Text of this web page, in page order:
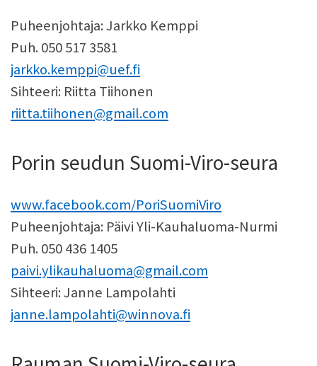
Puheenjohtaja: Jarkko Kemppi
Puh. 050 517 3581
jarkko.kemppi@uef.fi
Sihteeri: Riitta Tiihonen
riitta.tiihonen@gmail.com
Porin seudun Suomi-Viro-seura
www.facebook.com/PoriSuomiViro
Puheenjohtaja: Päivi Yli-Kauhaluoma-Nurmi
Puh. 050 436 1405
paivi.ylikauhaluoma@gmail.com
Sihteeri: Janne Lampolahti
janne.lampolahti@winnova.fi